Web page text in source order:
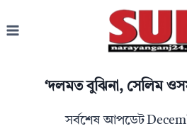
to
‘দলমত বুঝিনা, সেলিম
সর্বশেষ আপডেট